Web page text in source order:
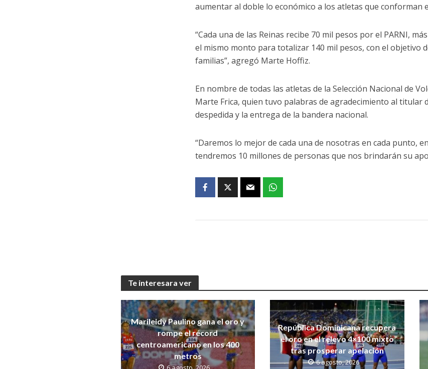
aumentar al doble lo económico a los atletas que conforman
“Cada una de las Reinas recibe 70 mil pesos por el PARNI,
el mismo monto para totalizar 140 mil pesos, con el objetivo
familias”, agregó Marte Hoffiz.
En nombre de todas las atletas de la Selección Nacional de
Marte Frica, quien tuvo palabras de agradecimiento al titular
despedida y la entrega de la bandera nacional.
“Daremos lo mejor de cada una de nosotras en cada punto,
tendremos 10 millones de personas que nos brindarán su
Te interesara ver
Marileidy Paulino gana el oro y
rompe el récord
centroamericano en los 400
metros
República Dominicana recupera
el oro en el relevo 4×100 mixto
tras prosperar apelación
6 agosto, 2026